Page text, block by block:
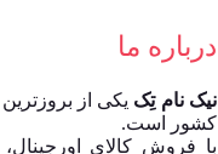
درباره ما
نیک نام تِک یکی از
کشور است.
با فروش کالای